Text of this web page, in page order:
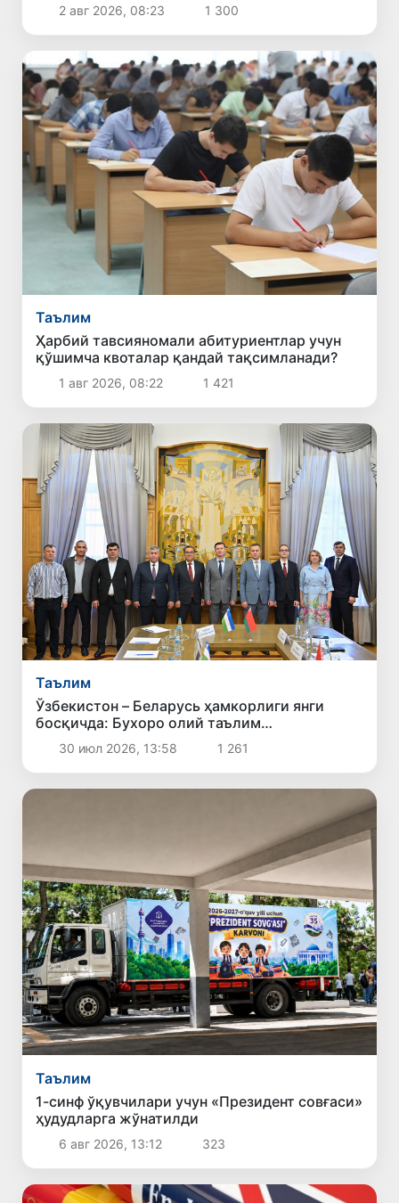
2 авг 2026, 08:23 1 300
Таълим
Ҳарбий тавсияномали абитуриентлар учун
қўшимча квоталар қандай тақсимланади?
1 авг 2026, 08:22 1 421
Таълим
Ўзбекистон – Беларусь ҳамкорлиги янги
босқичда: Бухоро олий таълим
муассасалари делегацияси Минскда
учрашувлар ўтказди
30 июл 2026, 13:58 1 261
Таълим
1-синф ўқувчилари учун «Президент совғаси»
ҳудудларга жўнатилди
6 авг 2026, 13:12 323